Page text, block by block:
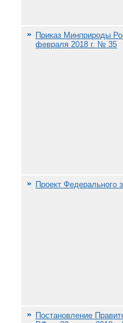
Приказ Минприроды
февраля 2018 г. № 35
Проект Федерального
Постановление